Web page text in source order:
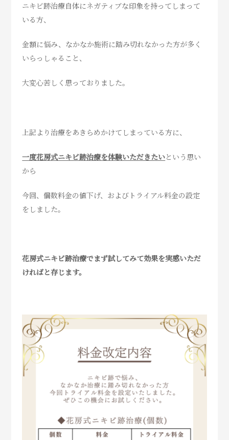
ニキビ跡治療自体にネガティブな印象を持ってしまって
いる方、
金額に悩み、なかなか施術に踏み切れなかった方が多く
いらっしゃること、
大変心苦しく思っておりました。
上記より治療をあきらめかけてしまっている方に、
一度花房式ニキビ跡治療を体験いただきたいという思い
から
今回、個数料金の値下げ、およびトライアル料金の設定
をしました。
花房式ニキビ跡治療でまず試してみて効果を実感いただ
ければと存じます。